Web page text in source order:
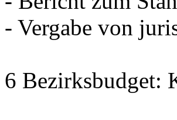
- Vergabe von
6 Bezirksbudget: